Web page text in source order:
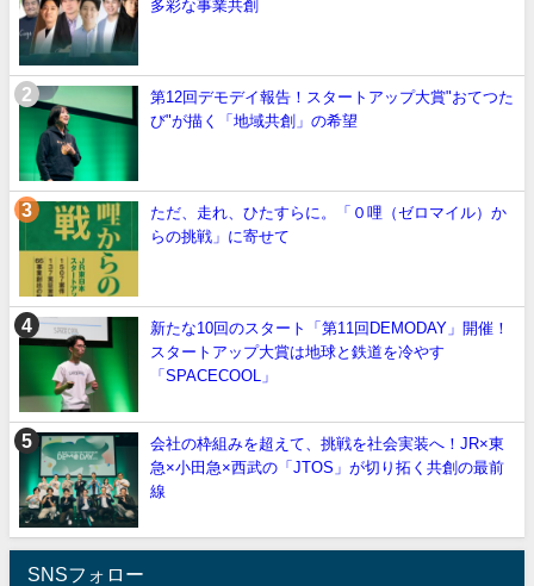
多彩な事業共創
第12回デモデイ報告！スタートアップ大賞"おてつた
び"が描く「地域共創」の希望
ただ、走れ、ひたすらに。「０哩（ゼロマイル）か
らの挑戦」に寄せて
新たな10回のスタート「第11回DEMODAY」開催！
スタートアップ大賞は地球と鉄道を冷やす
「SPACECOOL」
会社の枠組みを超えて、挑戦を社会実装へ！JR×東
急×小田急×西武の「JTOS」が切り拓く共創の最前
線
SNSフォロー